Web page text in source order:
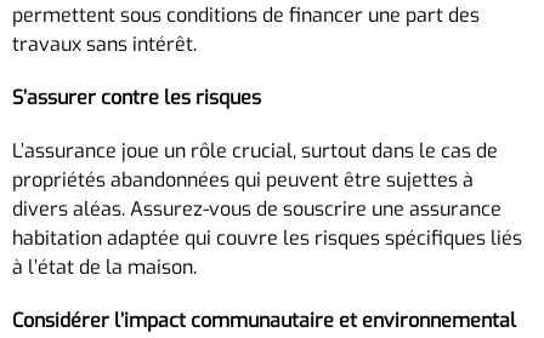
permettent sous conditions de financer une part des
travaux sans intérêt.
S’assurer contre les risques
L’assurance joue un rôle crucial, surtout dans le cas de
propriétés abandonnées qui peuvent être sujettes à
divers aléas. Assurez-vous de souscrire une assurance
habitation adaptée qui couvre les risques spécifiques liés
à l’état de la maison.
Considérer l’impact communautaire et environnemental